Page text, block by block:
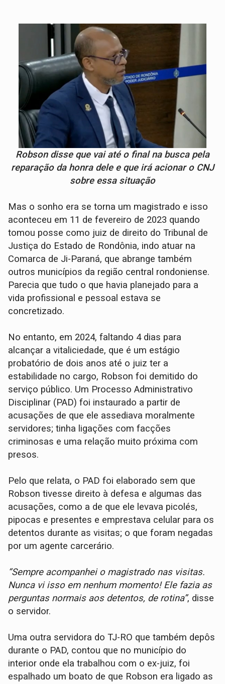
Robson disse que vai até o final na busca pela
reparação da honra dele e que irá acionar o CNJ
sobre essa situação
Mas o sonho era se torna um magistrado e isso
aconteceu em 11 de fevereiro de 2023 quando
tomou posse como juiz de direito do Tribunal de
Justiça do Estado de Rondônia, indo atuar na
Comarca de Ji-Paraná, que abrange também
outros municípios da região central rondoniense.
Parecia que tudo o que havia planejado para a
vida profissional e pessoal estava se
concretizado.
No entanto, em 2024, faltando 4 dias para
alcançar a vitaliciedade, que é um estágio
probatório de dois anos até o juiz ter a
estabilidade no cargo, Robson foi demitido do
serviço público. Um Processo Administrativo
Disciplinar (PAD) foi instaurado a partir de
acusações de que ele assediava moralmente
servidores; tinha ligações com facções
criminosas e uma relação muito próxima com
presos.
Pelo que relata, o PAD foi elaborado sem que
Robson tivesse direito à defesa e algumas das
acusações, como a de que ele levava picolés,
pipocas e presentes e emprestava celular para os
detentos durante as visitas; o que foram negadas
por um agente carcerário.
“Sempre acompanhei o magistrado nas visitas.
Nunca vi isso em nenhum momento! Ele fazia as
perguntas normais aos detentos, de rotina”, disse
o servidor.
Uma outra servidora do TJ-RO que também depôs
durante o PAD, contou que no município do
interior onde ela trabalhou com o ex-juiz, foi
espalhado um boato de que Robson era ligado as